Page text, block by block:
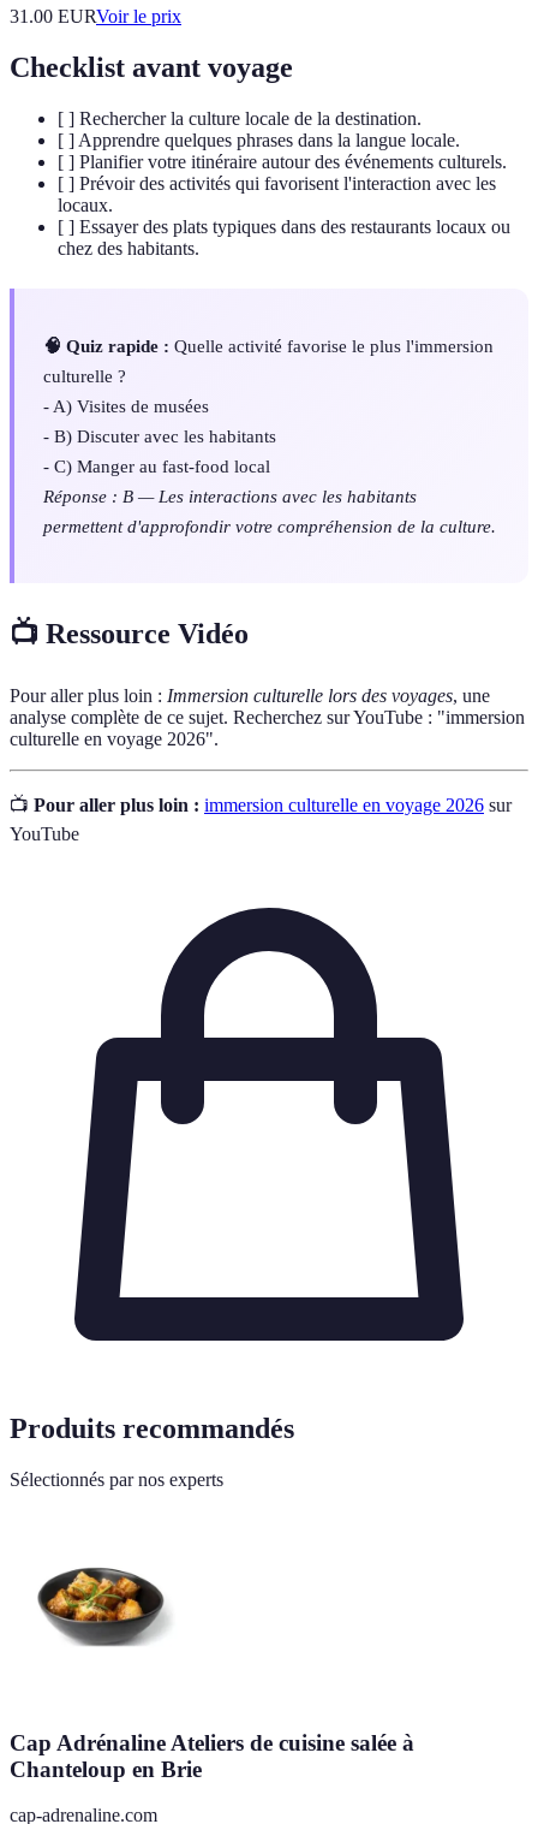
31.00 EURVoir le prix
Checklist avant voyage
[ ] Rechercher la culture locale de la destination.
[ ] Apprendre quelques phrases dans la langue locale.
[ ] Planifier votre itinéraire autour des événements culturels.
[ ] Prévoir des activités qui favorisent l'interaction avec les
locaux.
[ ] Essayer des plats typiques dans des restaurants locaux ou
chez des habitants.
🧠 Quiz rapide : Quelle activité favorise le plus l'immersion
culturelle ?
- A) Visites de musées
- B) Discuter avec les habitants
- C) Manger au fast-food local
Réponse : B — Les interactions avec les habitants
permettent d'approfondir votre compréhension de la culture.
📺 Ressource Vidéo
Pour aller plus loin : Immersion culturelle lors des voyages, une
analyse complète de ce sujet. Recherchez sur YouTube : "immersion
culturelle en voyage 2026".
📺 Pour aller plus loin : immersion culturelle en voyage 2026 sur
YouTube
Produits recommandés
Sélectionnés par nos experts
Cap Adrénaline Ateliers de cuisine salée à
Chanteloup en Brie
cap-adrenaline.com